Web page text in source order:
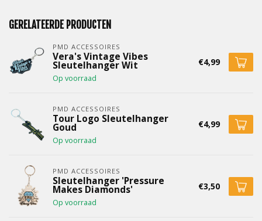
GERELATEERDE PRODUCTEN
PMD ACCESSOIRES
Vera's Vintage Vibes
Sleutelhanger Wit
Op voorraad
€4,99
PMD ACCESSOIRES
Tour Logo Sleutelhanger
Goud
Op voorraad
€4,99
PMD ACCESSOIRES
Sleutelhanger 'Pressure
Makes Diamonds'
Op voorraad
€3,50